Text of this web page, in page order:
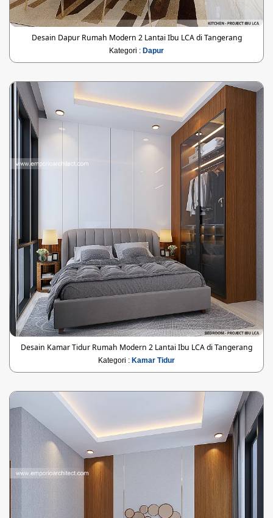
Desain Dapur Rumah Modern 2 Lantai Ibu LCA di Tangerang
Kategori : Dapur
Desain Kamar Tidur Rumah Modern 2 Lantai Ibu LCA di Tangerang
Kategori : Kamar Tidur